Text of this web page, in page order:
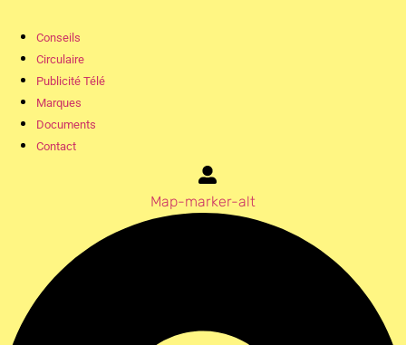
Conseils
Circulaire
Publicité Télé
Marques
Documents
Contact
Map-marker-alt